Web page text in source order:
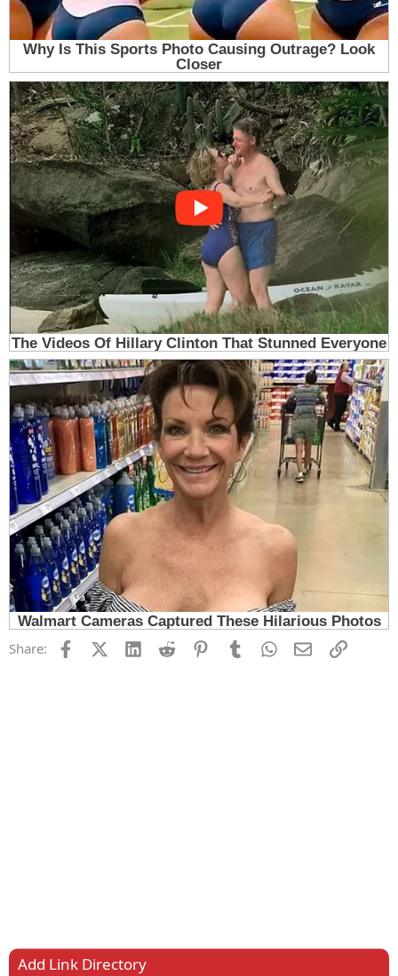
Share: FacebookX (Twitter)
LinkedInReddit PinterestTumblrWhatsApp
EmailLink
Add Link Directory